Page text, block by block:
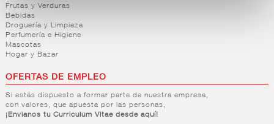
Frutas y Verduras
Bebidas
Droguería y Limpieza
Perfumería e Higiene
Mascotas
Hogar y Bazar
OFERTAS DE EMPLEO
Si estás dispuesto a formar parte de nuestra empresa,
con valores, que apuesta por las personas,
¡Envianos tu Curriculum Vitae desde aquí!